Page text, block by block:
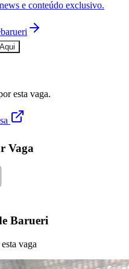
Novo
Novo
e conteúdo exclusivo.
esta vaga.
Vaga
Barueri
vaga